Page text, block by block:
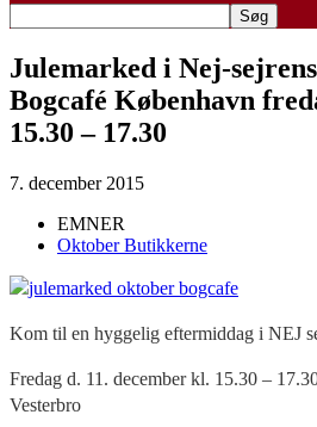
Julemarked i Nej-
Bogcafé København
15.30 – 17.30
7. december 2015
EMNER
Oktober Butikkerne
Kom til en hyggelig eftermiddag i NEJ
Fredag d. 11. december kl. 15.30 –
Vesterbro